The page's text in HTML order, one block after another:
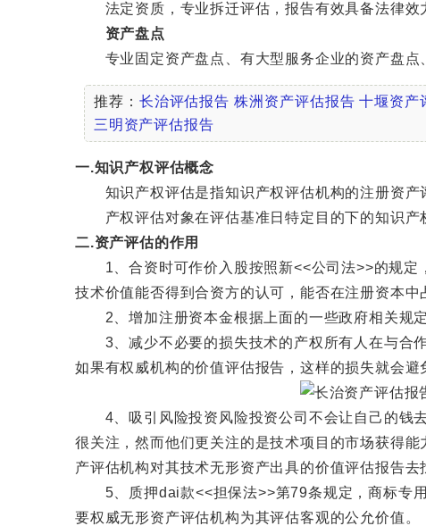
法定资质，专业拆迁评估，报告有效具备法律效
资产盘点
专业固定资产盘点、有大型服务企业的资产盘点
推荐： 长治评估报告 株洲资产评估报告 十堰资产
三明资产评估报告
一.知识产权评估概念
知识产权评估是指知识产权评估机构的注册资产
产权评估对象在评估基准日特定目的下的知识产
二.资产评估的作用
1、合资时可作价入股按照新<<公司法>>的规定
技术价值能否得到合资方的认可，能否在注册资本
2、增加注册资本金根据上面的一些政府相关规定
3、减少不必要的损失技术的产权所有人在与合作
如果有权威机构的价值评估报告，这样的损失就会避
4、吸引风险投资风险投资公司不会让自己的钱去
很关注，然而他们更关注的是技术项目的市场获得
产评估机构对其技术无形资产出具的价值评估报告去
5、质押dai款<<担保法>>第79条规定，商标专用
要权威无形资产评估机构为其评估客观的公允价值。